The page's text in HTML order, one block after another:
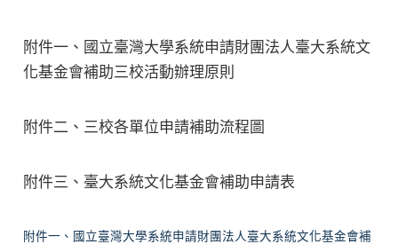
附件一、國立臺灣大學系統申請財團法人臺大系統文
化基金會補助三校活動辦理原則
附件二、三校各單位申請補助流程圖
附件三、臺大系統文化基金會補助申請表
附件一、國立臺灣大學系統申請財團法人臺大系統文化基金會補